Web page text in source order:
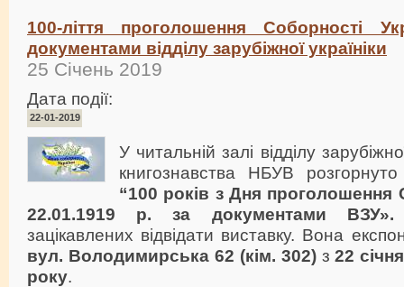
100-ліття проголошення Соборності
документами відділу зарубіжної україніки
25 Січень 2019
Дата події:
22-01-2019
У читальній залі відділу
книгознавства НБУВ
“100 років з Дня проголошення
22.01.1919 р. за документами
зацікавлених відвідати виставку. Вона
вул. Володимирська 62 (кім. 302)з22
року.